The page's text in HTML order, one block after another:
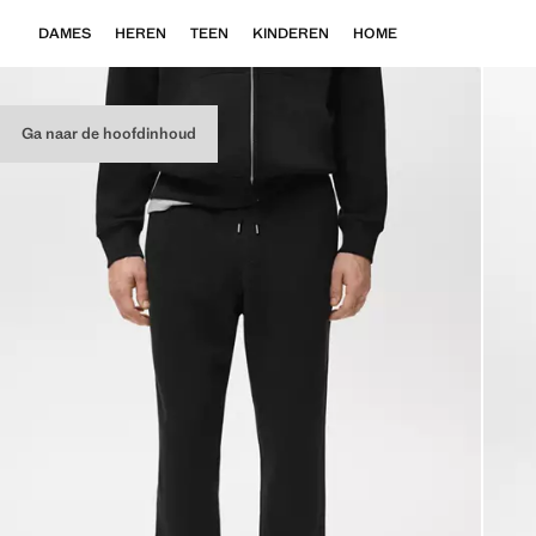
Ga naar de hoofdinhoud
DAMES HEREN TEEN KINDEREN HOME